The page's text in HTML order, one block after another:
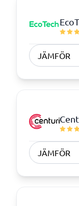
JÄMFÖR
JÄMFÖR